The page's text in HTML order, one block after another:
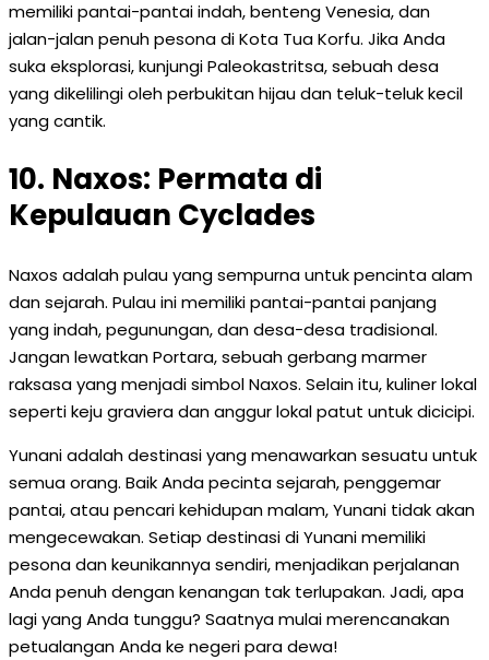
memiliki pantai-pantai indah, benteng Venesia, dan
jalan-jalan penuh pesona di Kota Tua Korfu. Jika Anda
suka eksplorasi, kunjungi Paleokastritsa, sebuah desa
yang dikelilingi oleh perbukitan hijau dan teluk-teluk kecil
yang cantik.
10. Naxos: Permata di
Kepulauan Cyclades
Naxos adalah pulau yang sempurna untuk pencinta alam
dan sejarah. Pulau ini memiliki pantai-pantai panjang
yang indah, pegunungan, dan desa-desa tradisional.
Jangan lewatkan Portara, sebuah gerbang marmer
raksasa yang menjadi simbol Naxos. Selain itu, kuliner lokal
seperti keju graviera dan anggur lokal patut untuk dicicipi.
Yunani adalah destinasi yang menawarkan sesuatu untuk
semua orang. Baik Anda pecinta sejarah, penggemar
pantai, atau pencari kehidupan malam, Yunani tidak akan
mengecewakan. Setiap destinasi di Yunani memiliki
pesona dan keunikannya sendiri, menjadikan perjalanan
Anda penuh dengan kenangan tak terlupakan. Jadi, apa
lagi yang Anda tunggu? Saatnya mulai merencanakan
petualangan Anda ke negeri para dewa!